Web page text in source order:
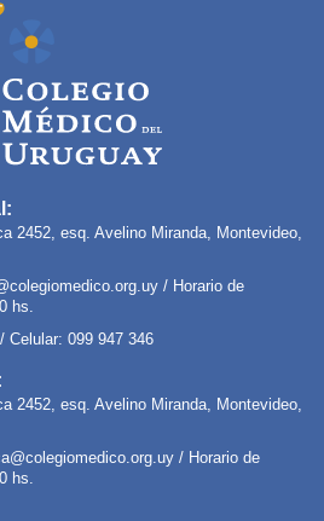
2452, esq. Avelino Miranda, Montevideo,
/ Horario de
hs.
Celular: 099 947 346
2452, esq. Avelino Miranda, Montevideo,
/ Horario de
hs.